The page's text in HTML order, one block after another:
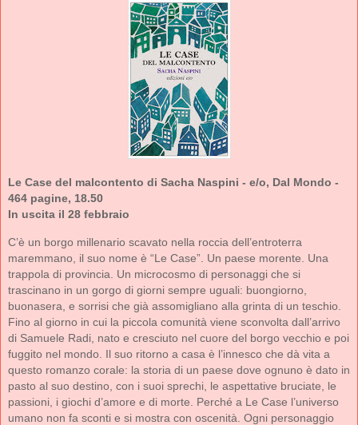
Le Case del malcontento di Sacha Naspini - e/o, Dal Mondo -
464 pagine, 18.50
In uscita il 28 febbraio
C’è un borgo millenario scavato nella roccia dell’entroterra
maremmano, il suo nome è “Le Case”. Un paese morente. Una
trappola di provincia. Un microcosmo di personaggi che si
trascinano in un gorgo di giorni sempre uguali: buongiorno,
buonasera, e sorrisi che già assomigliano alla grinta di un teschio.
Fino al giorno in cui la piccola comunità viene sconvolta dall’arrivo
di Samuele Radi, nato e cresciuto nel cuore del borgo vecchio e poi
fuggito nel mondo. Il suo ritorno a casa è l’innesco che dà vita a
questo romanzo corale: la storia di un paese dove ognuno è dato in
pasto al suo destino, con i suoi sprechi, le aspettative bruciate, le
passioni, i giochi d’amore e di morte. Perché a Le Case l’universo
umano non fa sconti e si mostra con oscenità. Ogni personaggio